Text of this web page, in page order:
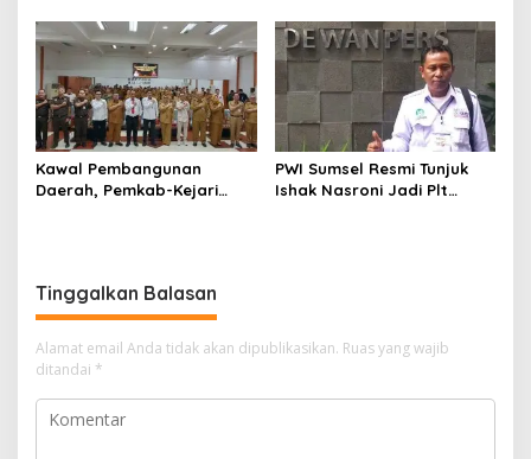
Kelola Keuangan
Kawal Pembangunan
Daerah, Pemkab-Kejari
PWI Sumsel Resmi Tunjuk
Ishak Nasroni Jadi Plt
Tinggalkan Balasan
Alamat email Anda tidak akan dipublikasikan. Ruas yang wajib
ditandai *